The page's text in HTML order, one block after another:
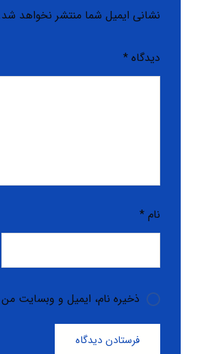
نشانی ایمیل شما منتشر نخواهد
دیدگاه *
نام *
ذخیره نام، ایمیل و وبسایت
فرستادن دیدگاه